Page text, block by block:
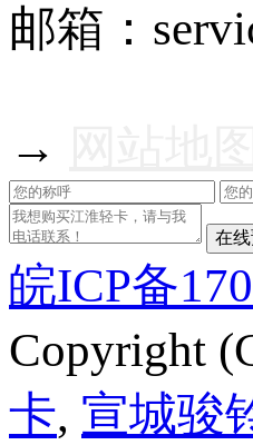
邮箱：
→
皖ICP备
Copyright
卡, 宣城骏